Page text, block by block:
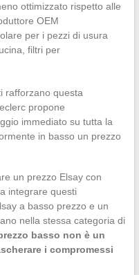
ottimizzato rispetto alle
OEM
per i pezzi di usura
filtri per
rafforzano questa
propone
immediato su tutta la
in basso un prezzo
un prezzo Elsay con
integrare questi
a basso prezzo e un
nella stessa categoria di
basso non è un
i compromessi